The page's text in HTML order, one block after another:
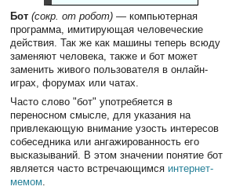
Бот (сокр. от робот) — компьютерная
программа, имитирующая человеческие
действия. Так же как машины теперь всюду
заменяют человека, также и бот может
заменить живого пользователя в онлайн-
играх, форумах или чатах.
Часто слово "бот" употребяется в
переносном смысле, для указания на
привлекающую внимание узость интересов
собеседника или ангажированность его
высказываний. В этом значении понятие бот
является часто встречающимся интернет-
мемом